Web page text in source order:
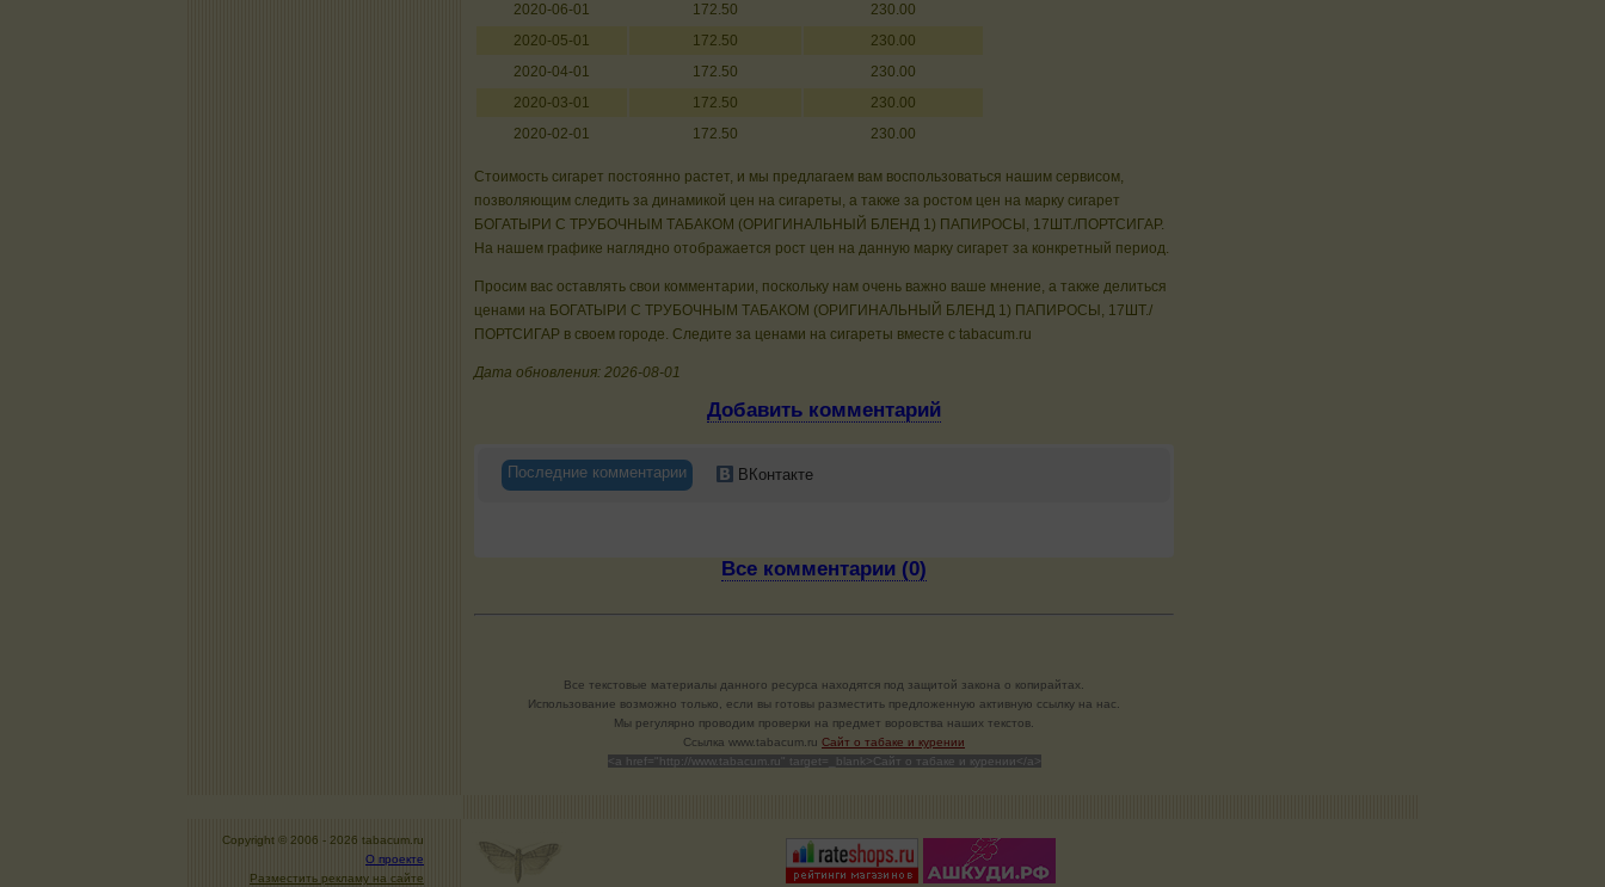
2020-06-01
172.50
230.00
2020-05-01
172.50
230.00
2020-04-01
172.50
230.00
2020-03-01
172.50
230.00
2020-02-01
172.50 230.00
Стоимость сигарет постоянно растет, и мы предлагаем вам воспользоваться нашим сервисом,
позволяющим следить за динамикой цен на сигареты, а также за ростом цен на марку сигарет
БОГАТЫРИ С ТРУБОЧНЫМ ТАБАКОМ (ОРИГИНАЛЬНЫЙ БЛЕНД 1) ПАПИРОСЫ, 17ШТ./ПОРТСИГАР.
На нашем графике наглядно отображается рост цен на данную марку сигарет за конкретный период.
Просим вас оставлять свои комментарии, поскольку нам очень важно ваше мнение, а также делиться
ценами на БОГАТЫРИ С ТРУБОЧНЫМ ТАБАКОМ (ОРИГИНАЛЬНЫЙ БЛЕНД 1) ПАПИРОСЫ, 17ШТ./
ПОРТСИГАР в своем городе. Следите за ценами на сигареты вместе с tabacum.ru
Дата обновления: 2026-08-01
Добавить комментарий
Последние комментарии ВКонтакте
Все комментарии (0)
Все текстовые материалы данного ресурса находятся под защитой закона о копирайтах.
Использование возможно только, если вы готовы разместить предложенную активную ссылку на нас.
Мы регулярно проводим проверки на предмет воровства наших текстов.
Cсылка www.tabacum.ru Сайт о табаке и курении
<a href="http://www.tabacum.ru" target=_blank>Сайт о табаке и курении</a>
Copyright © 2006 - 2026 tabacum.ru
О проекте
Разместить рекламу на сайте